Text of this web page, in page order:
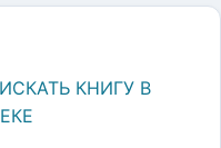
ИСКАТЬ КНИГУ В